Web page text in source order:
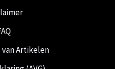
Artikelen